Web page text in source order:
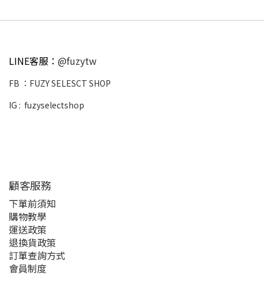
LINE客服： @fuzytw
FB ： FUZY SELESCT SHOP
IG : fuzyselectshop
顧客服務
下單前須知
購物教學
運送政策
退換貨政策
訂單查詢方式
會員制度